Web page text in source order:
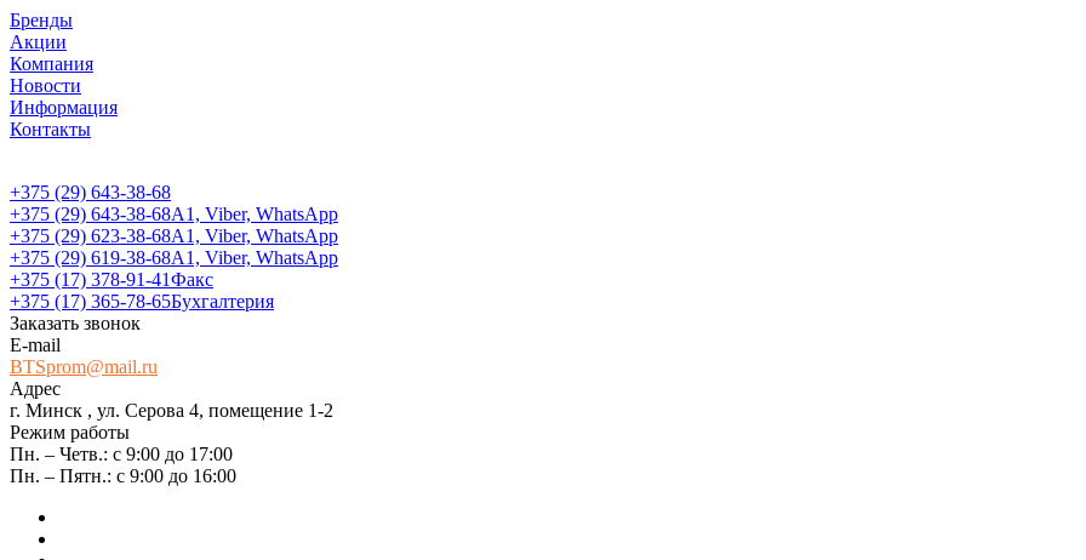
Бренды
Акции
Компания
Новости
Информация
Контакты
+375 (29) 643-38-68
+375 (29) 643-38-68А1, Viber, WhatsApp
+375 (29) 623-38-68А1, Viber, WhatsApp
+375 (29) 619-38-68А1, Viber, WhatsApp
+375 (17) 378-91-41Факс
+375 (17) 365-78-65Бухгалтерия
Заказать звонок
E-mail
BTSprom@mail.ru
Адрес
г. Минск , ул. Серова 4, помещение 1-2
Режим работы
Пн. – Четв.: с 9:00 до 17:00
Пн. – Пятн.: с 9:00 до 16:00